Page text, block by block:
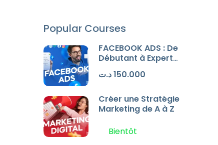
Popular Courses
FACEBOOK ADS : De
Débutant à Expert
150.000 د.ت
Créer une Stratégie
Marketing de A à Z
Bientôt